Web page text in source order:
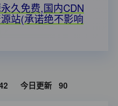
久免费,国内CDN
站(承诺绝不影响
今日更新 90